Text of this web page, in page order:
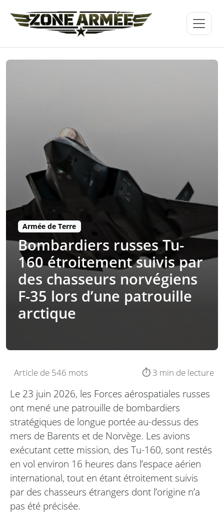
Armée de Terre
Bombardiers russes Tu-
160 étroitement suivis par
des chasseurs norvégiens
F-35 lors d’une patrouille
arctique
Article de 546 mots ⏱️ 3 min de lecture
Le 23 juin 2026, les Forces aérospatiales russes
ont mené une patrouille de bombardiers
stratégiques de longue portée au-dessus des
mers de Barents et de Norvège. Les avions
exécutant cette mission, des Tu-160, sont restés
en vol environ 16 heures dans l’espace aérien
international, tout en étant étroitement suivis
par des chasseurs étrangers dont l’origine n’a
pas été précisée.